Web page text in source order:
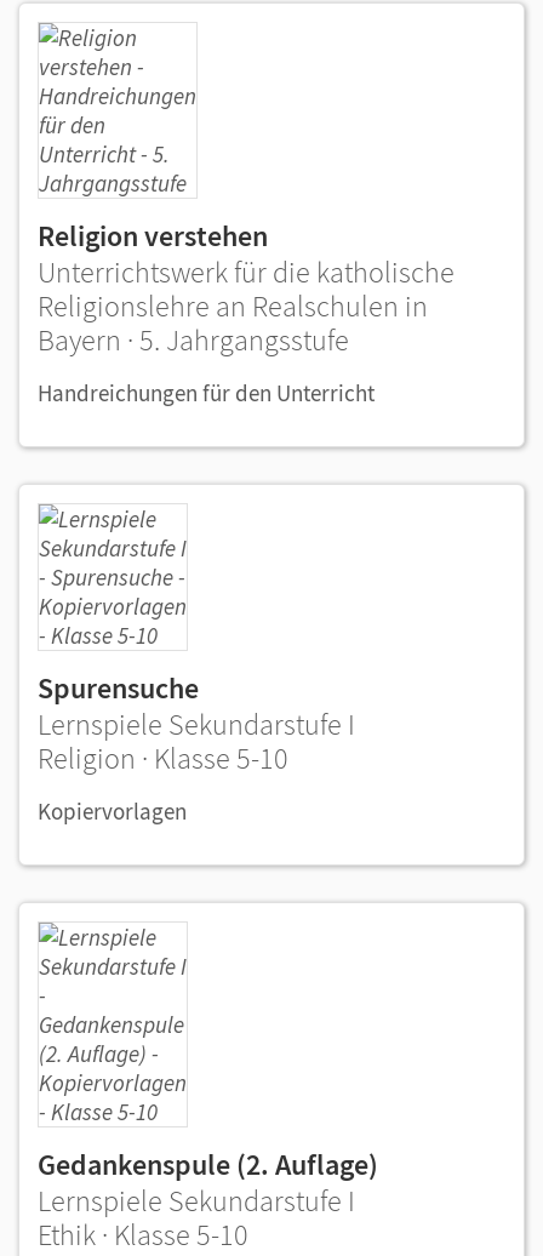
Religion verstehen
Unterrichtswerk für die katholische
Religionslehre an Realschulen in
Bayern · 5. Jahrgangsstufe
Handreichungen für den Unterricht
Spurensuche
Lernspiele Sekundarstufe I
Religion · Klasse 5-10
Kopiervorlagen
Gedankenspule (2. Auflage)
Lernspiele Sekundarstufe I
Ethik · Klasse 5-10